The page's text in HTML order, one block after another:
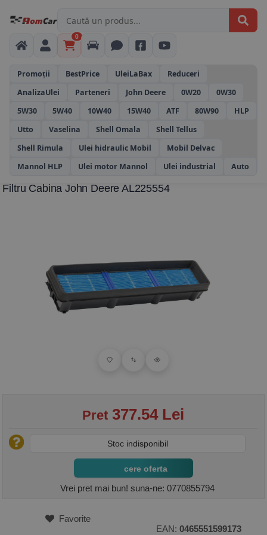
0
Promoții BestPrice UleiLaBax
Reduceri
AnalizaUlei
Parteneri John Deere 0W20
0W30
5W30
5W40 10W40 15W40 ATF 80W90
HLP
Utto
Vaselina Shell Omala
Shell Tellus
Shell Rimula
Ulei hidraulic Mobil
Mobil Delvac
Mannol HLP
Ulei motor Mannol Ulei industrial Auto
Filtru Cabina John Deere AL225554
Pret 377.54 Lei
Stoc indisponibil
cere oferta
Vrei pret mai bun! suna-ne: 0770855794
Favorite
EAN: 0465551599173